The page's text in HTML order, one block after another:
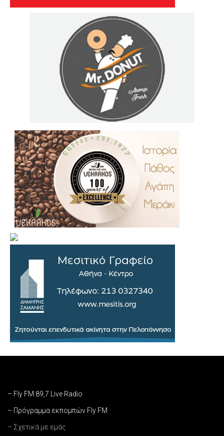
– Fly FM 89,7 Live Radio
– Πρόγραμμα εκπομπών Fly FM
– Σχετικά με εμάς